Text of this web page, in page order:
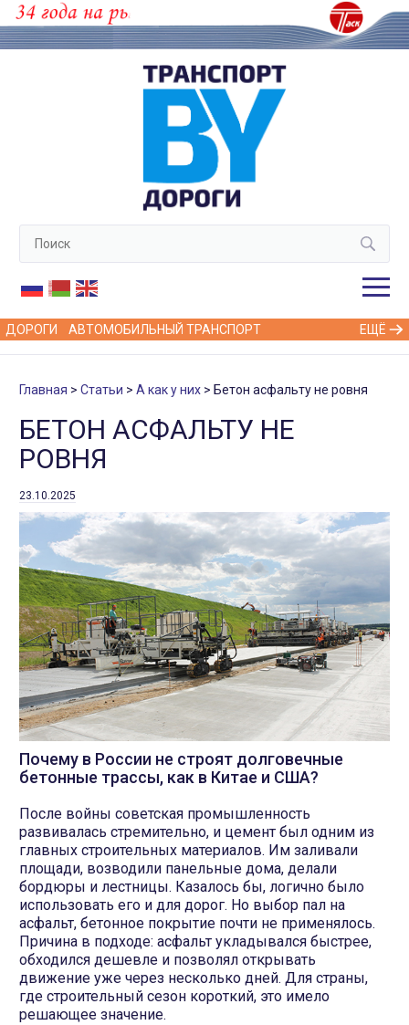
ДОРОГИ АВТОМОБИЛЬНЫЙ ТРАНСПОРТ ЕЩЁ
Главная Статьи А как у них Бетон асфальту не ровня
БЕТОН АСФАЛЬТУ НЕ
РОВНЯ
23.10.2025
Почему в России не строят долговечные
бетонные трассы, как в Китае и США?
После войны советская промышленность
развивалась стремительно, и цемент был одним из
главных строительных материалов. Им заливали
площади, возводили панельные дома, делали
бордюры и лестницы. Казалось бы, логично было
использовать его и для дорог. Но выбор пал на
асфальт, бетонное покрытие почти не применялось.
Причина в подходе: асфальт укладывался быстрее,
обходился дешевле и позволял открывать
движение уже через несколько дней. Для страны,
где строительный сезон короткий, это имело
решающее значение.